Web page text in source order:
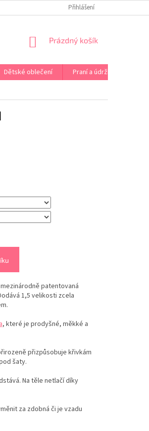
DOPRAVA A PLATBA ČR A EU
Přihlášení
NÁKUPNÍ
Prázdný košík
Dětské oblečení Praní a údržba
patentovaná
1,5 velikosti zcela
, které je prodyšné, měkké a
přizpůsobuje křivkám
šaty.
Na těle netlačí díky
za zdobná či je vzadu